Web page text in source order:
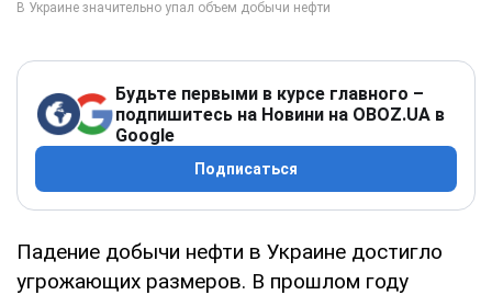
Будьте первыми в курсе главного –
подпишитесь на Новини на OBOZ.UA в
Google
Подписаться
Падение добычи нефти в Украине достигло
угрожающих размеров. В прошлом году